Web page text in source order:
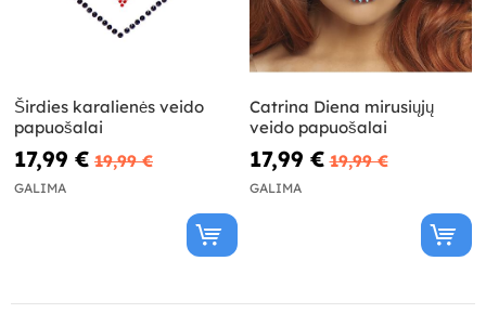
Širdies karalienės veido
papuošalai
17,99 € 19,99 €
GALIMA
Catrina Diena mirusiųjų
veido papuošalai
17,99 € 19,99 €
GALIMA